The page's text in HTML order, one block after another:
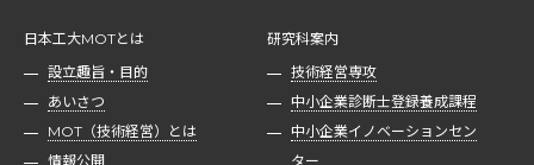
日本工大MOTとは
設立趣旨・目的
あいさつ
MOT（技術経営）とは
情報公開
研究科案内
技術経営専攻
中小企業診断士登録養成課程
中小企業イノベーションセン
ター